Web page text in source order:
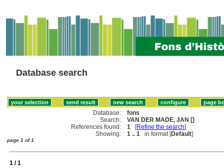
Database search
Database:
fons
Search:
VAN DER MADE, JAN []
References found:
1 [Refine the search]
Showing:
1 .. 1 in format [Default]
page 1 of 1
1 / 1